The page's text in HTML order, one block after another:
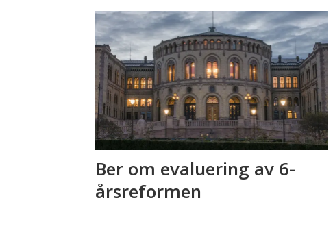
Ber om evaluering av 6-
årsreformen